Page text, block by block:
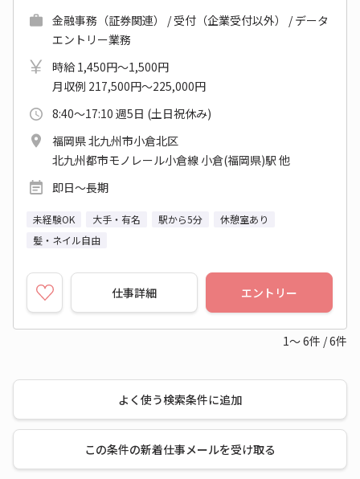
金融事務（証券関連） / 受付（企業受付以外） / データ
エントリー業務
時給 1,450円～1,500円
月収例 217,500円～225,000円
8:40～17:10 週5日 (土日祝休み)
福岡県 北九州市小倉北区
北九州都市モノレール小倉線 小倉(福岡県)駅 他
即日～長期
未経験OK 大手・有名 駅から5分
休憩室あり
髪・ネイル自由
仕事詳細 エントリー
1～6件 /6件
よく使う検索条件に追加
この条件の新着仕事メールを受け取る